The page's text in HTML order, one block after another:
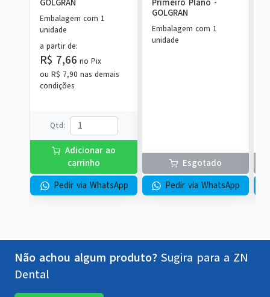
Embalagem com 1
unidade
a partir de:
R$ 7,66 noPix
ouR$ 7,90 nas demais
condições
Qtd:
Adicionar ao
carrinho
Pedir via WhatsApp
GOLGRAN
Embalagem com 1
unidade
Esgotado
Pedir via WhatsApp
Não achou algum produto? Sugira para a ZN
Dental